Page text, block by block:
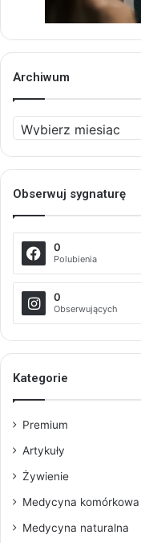
Archiwum
Archiwum
Obserwuj sygnaturę
0
Polubienia
0
Obserwujących
Kategorie
Premium
Artykuły
Żywienie
Medycyna komórkowa
Medycyna naturalna